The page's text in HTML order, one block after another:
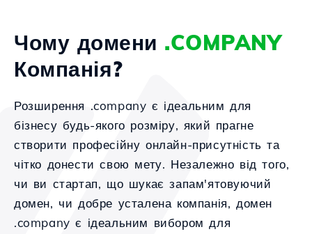
Чому домени .COMPANY
Компанія?
Розширення .company є ідеальним для
бізнесу будь-якого розміру, який прагне
створити професійну онлайн-присутність та
чітко донести свою мету. Незалежно від того,
чи ви стартап, що шукає запам'ятовуючий
домен, чи добре усталена компанія, домен
.company є ідеальним вибором для